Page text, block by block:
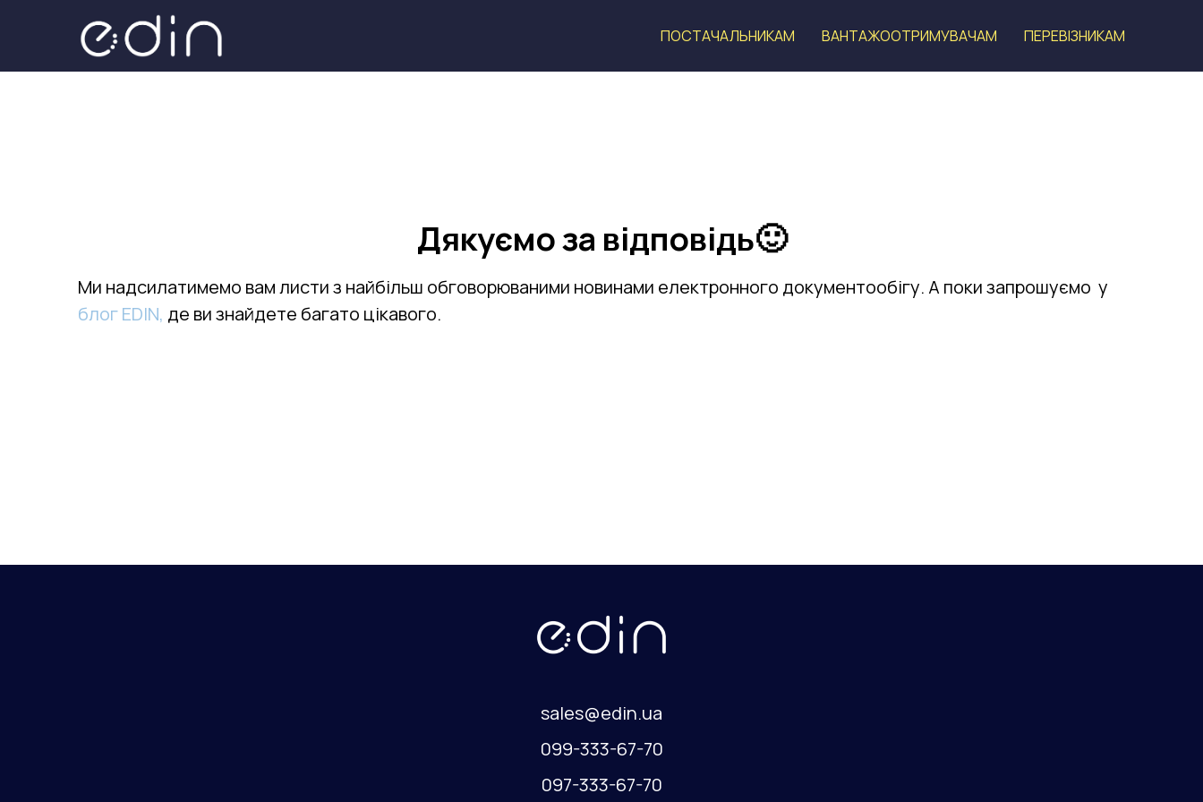
ПОСТАЧАЛЬНИКАМ ВАНТАЖООТРИМУВАЧАМ ПЕРЕВІЗНИКАМ
Дякуємо за відповідь🙂
Ми надсилатимемо вам листи з найбільш обговорюваними новинами електронного документообігу. А поки запрошуємо у
блог EDIN, де ви знайдете багато цікавого.
sales@edin.ua
099-333-67-70
097-333-67-70